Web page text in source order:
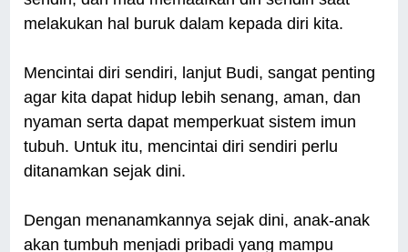
melakukan hal buruk dalam kepada diri kita.
Mencintai diri sendiri, lanjut Budi, sangat penting
agar kita dapat hidup lebih senang, aman, dan
nyaman serta dapat memperkuat sistem imun
tubuh. Untuk itu, mencintai diri sendiri perlu
ditanamkan sejak dini.
Dengan menanamkannya sejak dini, anak-anak
akan tumbuh menjadi pribadi yang mampu